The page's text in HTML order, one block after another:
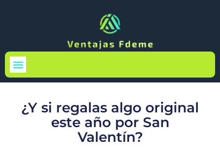
¿Y si regalas algo original
este año por San
Valentín?